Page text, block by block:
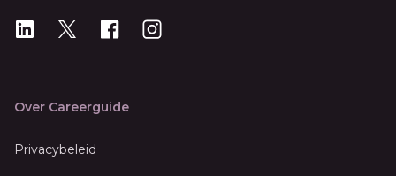
LinkedIn
X Instagram
Over Careerguide
Privacybeleid